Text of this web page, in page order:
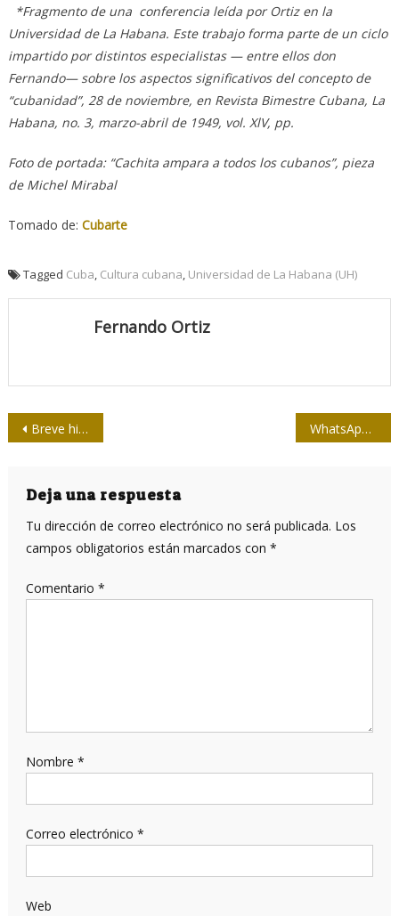
*Fragmento de una conferencia leída por Ortiz en la
Universidad de La Habana. Este trabajo forma parte de un ciclo
impartido por distintos especialistas — entre ellos don
Fernando— sobre los aspectos significativos del concepto de
“cubanidad”, 28 de noviembre, en Revista Bimestre Cubana, La
Habana, no. 3, marzo-abril de 1949, vol. XlV, pp.
Foto de portada: “Cachita ampara a todos los cubanos”, pieza
de Michel Mirabal
Tomado de: Cubarte
Tagged Cuba Cultura cubana Universidad de La Habana (UH)
Fernando Ortiz
Navegación
entradas
Breve historia del himno nacional de Cuba WhatsApp dejará de funcionar en estos teléfonos inteligentes
Deja una respuesta
Tu dirección de correo electrónico no será publicada. Los
campos obligatorios están marcados con *
Comentario *
Nombre *
Correo electrónico *
Web